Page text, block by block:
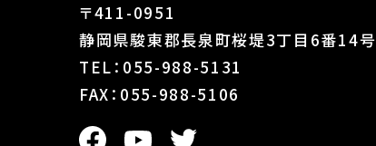
〒411-0951
静岡県駿東郡長泉町桜堤3丁目6番14号
TEL：055-988-5131
FAX：055-988-5106